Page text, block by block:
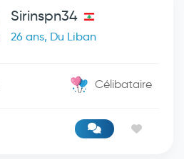
Sirinspn34
26 ans, Du Liban
Célibataire